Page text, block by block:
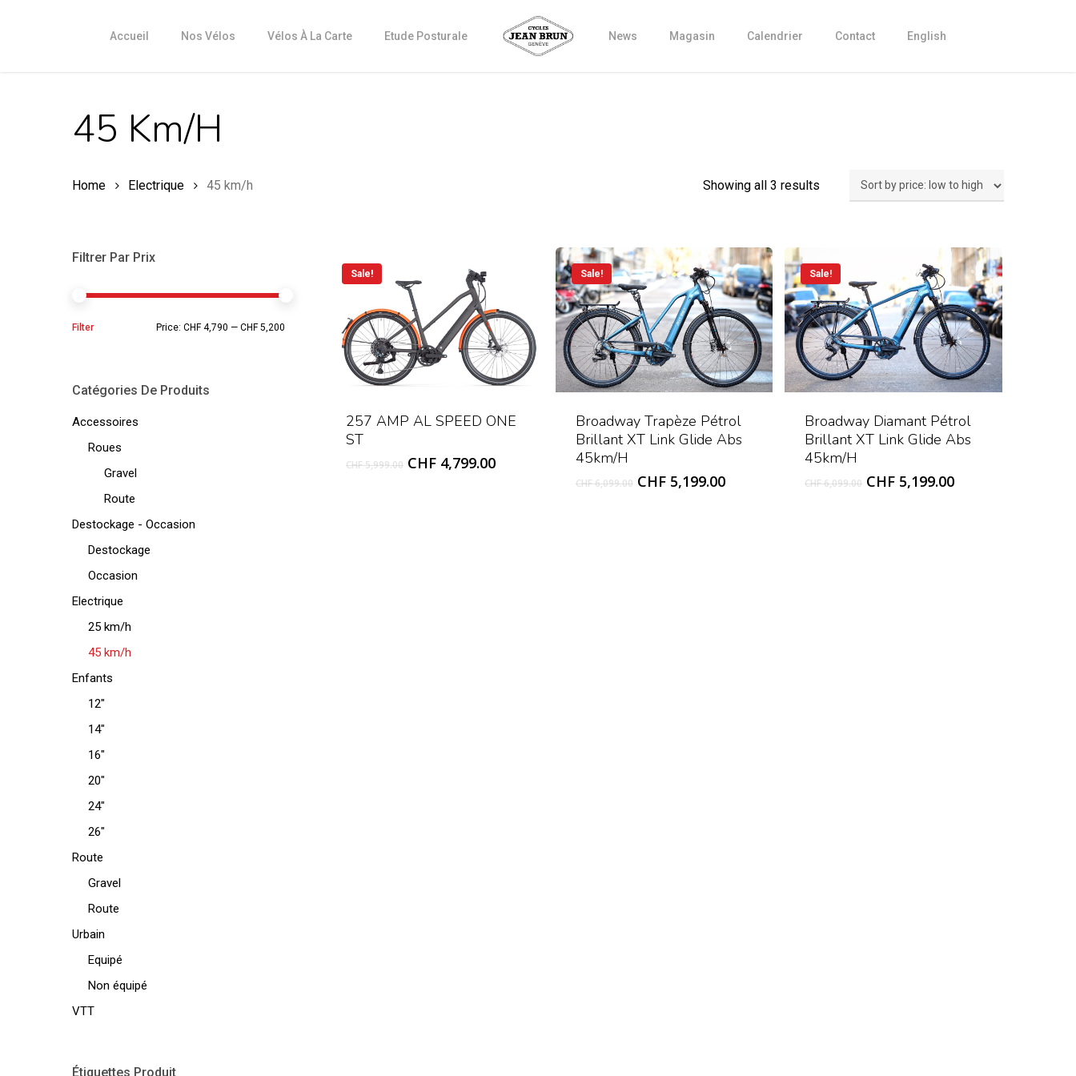
Accueil Nos Vélos Vélos À La Carte Etude Posturale News Magasin Calendrier Contact English
45 Km/h
Showing all 3 results
Home Electrique 45 km/h
Filtrer Par Prix
Filter Price: CHF 4,790 — CHF 5,200
Catégories De Produits
Accessoires
Roues
Gravel
Route
Destockage - Occasion
Destockage
Occasion
Electrique
25 km/h
45 km/h
Enfants
12"
14"
16"
20"
24"
26"
Route
Gravel
Route
Urbain
Equipé
Non équipé
VTT
Étiquettes Produit
Sale!
257 AMP AL SPEED ONE
ST
CHF5,999.00 Original
CHF4,799.00Current
Sale!
Broadway Trapèze Pétrol
Brillant XT Link Glide Abs
45km/h
CHF6,099.00 Original
CHF5,199.00Current
Sale!
Broadway Diamant Pétrol
Brillant XT Link Glide Abs
45km/h
CHF6,099.00 Original
CHF 5,199.00Current